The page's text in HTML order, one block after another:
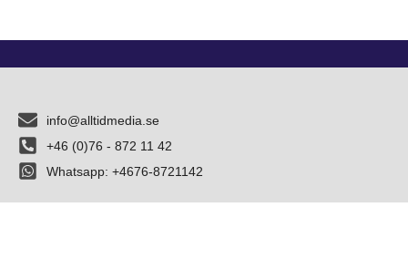
info@alltidmedia.se
+46 (0)76 - 872 11 42
Whatsapp: +4676-8721142